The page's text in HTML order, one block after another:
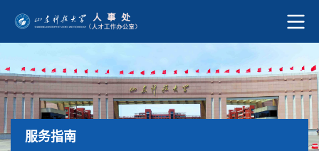
服务指南